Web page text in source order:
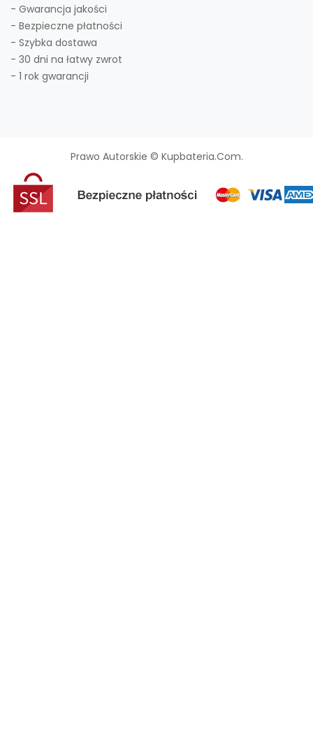
- Gwarancja jakości
- Bezpieczne płatności
- Szybka dostawa
- 30 dni na łatwy zwrot
- 1 rok gwarancji
Prawo Autorskie © Kupbateria.com.